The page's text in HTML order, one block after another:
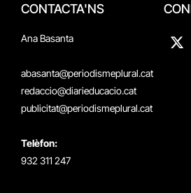
CONTACTA'NS
Ana Basanta
abasanta@periodismeplural.cat
redaccio@diarieducacio.cat
publicitat@periodismeplural.cat
Telèfon:
932 311 247
X